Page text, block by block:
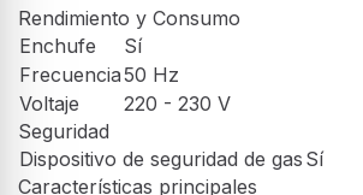
Zona posterior
izquierda
Zona derecha frontal
Dimensiones y Peso
Dimensiones del nicho (alto x ancho x
fondo ) (mm)
Peso con embalaje